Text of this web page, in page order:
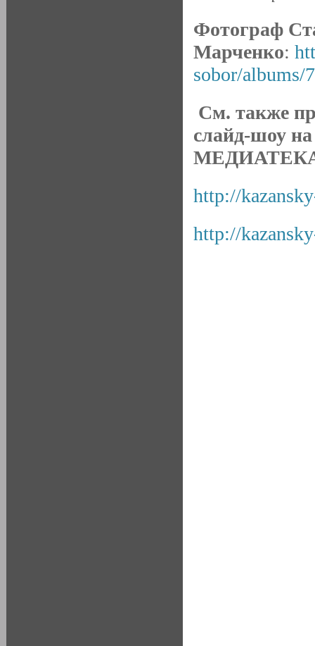
Фотограф
Марченко:
sobor/albums/
См. также
слайд-шоу
http://
http://